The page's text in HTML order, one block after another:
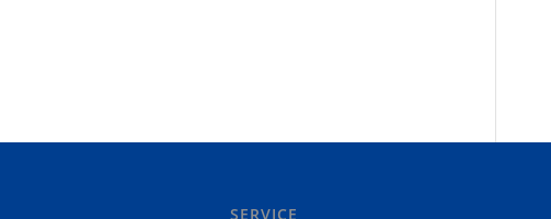
SERVICE